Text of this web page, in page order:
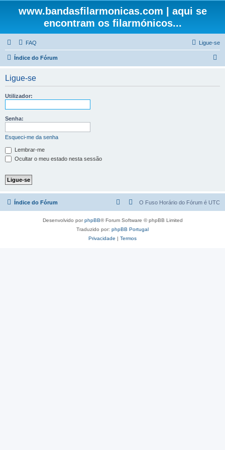
www.bandasfilarmonicas.com | aqui se
encontram os filarmónicos...
FAQ Ligue-se
Índice do Fórum
Ligue-se
Utilizador:
Senha:
Esqueci-me da senha
Lembrar-me
Ocultar o meu estado nesta sessão
Índice do Fórum O Fuso Horário do Fórum é UTC
Desenvolvido porphpBB® Forum Software © phpBB Limited
Traduzido por: phpBB Portugal
Privacidade | Termos